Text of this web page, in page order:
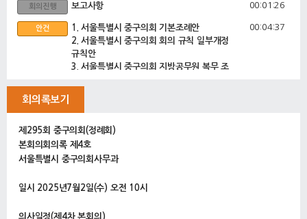
회의진행 보고사항 00:01:26
안건
1. 서울특별시 중구의회 기본조례안
2. 서울특별시 중구의회 회의 규칙 일부개정
규칙안
3. 서울특별시 중구의회 지방공무원 복무 조
정수 조례 일부개정조례안
6. 서울특별시 중구의회사무과 사무분장 규칙
전부개정규칙안
방지 조례안
및 운영에 관한 조례 일부개정조례안
00:04:37
회의록보기
제295회 중구의회(정례회)
본회의회의록 제4호
서울특별시 중구의회사무과
일시 2025년7월2일(수) 오전 10시
의사일정(제4차 본회의)